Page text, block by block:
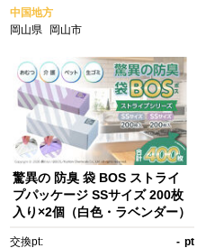
ット ふるさと 岡山 送料無料
中国地方
岡山県
岡山市
驚異の 防臭 袋 BOS ストライ
プパッケージ SSサイズ 200枚
入り×2個（白色・ラベンダー）
交換pt: - pt